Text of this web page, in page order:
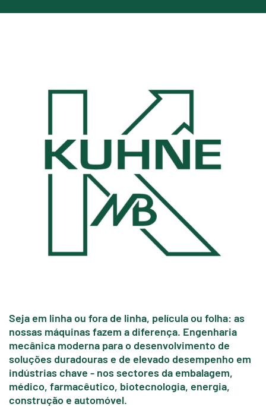
Seja em linha ou fora de linha, película ou folha: as
nossas máquinas fazem a diferença. Engenharia
mecânica moderna para o desenvolvimento de
soluções duradouras e de elevado desempenho em
indústrias chave - nos sectores da embalagem,
médico, farmacêutico, biotecnologia, energia,
construção e automóvel.